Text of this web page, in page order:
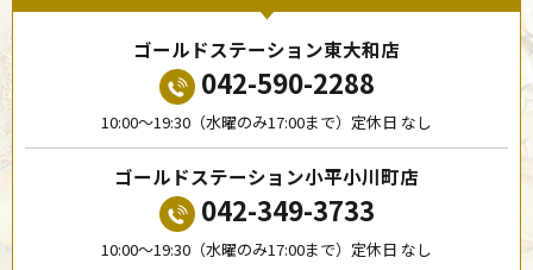
ゴールドステーション東大和店
042-590-2288
10:00〜19:30（水曜のみ17:00まで）定休日 なし
ゴールドステーション小平小川町店
042-349-3733
10:00〜19:30（水曜のみ17:00まで）定休日 なし